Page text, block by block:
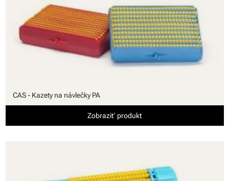
CAS - Kazety na návlečky PA
Zobraziť produkt